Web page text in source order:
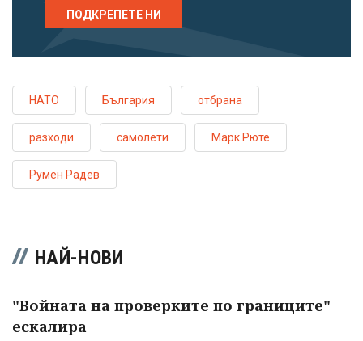
ПОДКРЕПЕТЕ НИ
НАТО България отбрана
разходи самолети Марк Рюте
Румен Радев
НАЙ-НОВИ
"Войната на проверките по границите"
ескалира